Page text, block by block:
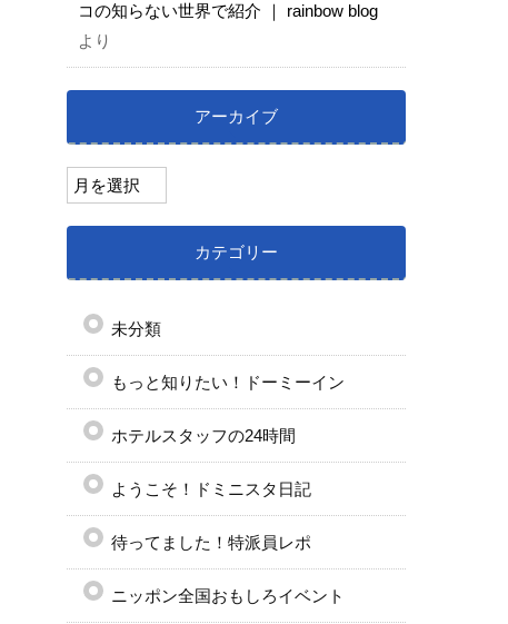
コの知らない世界で紹介 ｜ rainbow blog
より
アーカイブ
カテゴリー
未分類
もっと知りたい！ドーミーイン
ホテルスタッフの24時間
ようこそ！ドミニスタ日記
待ってました！特派員レポ
ニッポン全国おもしろイベント